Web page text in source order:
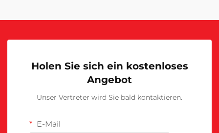
Holen Sie sich ein kostenloses
Angebot
Unser Vertreter wird Sie bald kontaktieren.
E-Mail